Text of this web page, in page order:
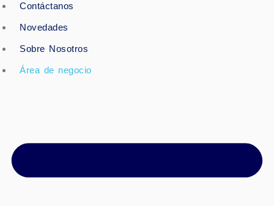
Contáctanos
Novedades
Sobre Nosotros
Área de negocio